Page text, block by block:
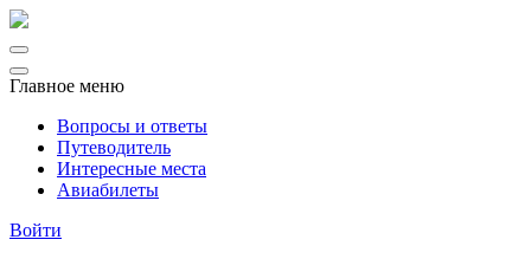
Главное меню
Вопросы и ответы
Путеводитель
Интересные места
Авиабилеты
Войти